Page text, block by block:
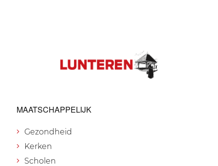
MAATSCHAPPELIJK
Gezondheid
Kerken
Scholen